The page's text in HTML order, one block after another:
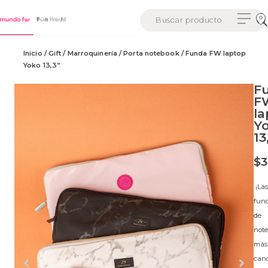
Inicio /Gift / Marroquinería /Porta notebook/ Funda FW laptop
Yoko 13,3”
$
¡Las
de
más